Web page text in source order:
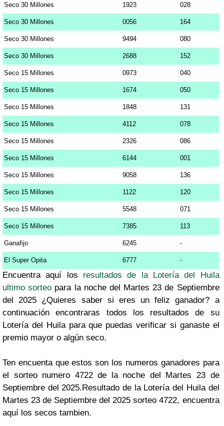
Seco 30 Millones 1923 028
Seco 30 Millones 0056 164
Seco 30 Millones 9494 080
Seco 30 Millones 2688 152
Seco 15 Millones 0973 040
Seco 15 Millones 1674 050
Seco 15 Millones 1848 131
Seco 15 Millones 4112 078
Seco 15 Millones 2326 086
Seco 15 Millones 6144 001
Seco 15 Millones 9058 136
Seco 15 Millones 1122 120
Seco 15 Millones 5548 071
Seco 15 Millones 7385 113
Ganafijo 6245 -
El Super Opita 6777 -
Encuentra aquí los resultados de la Lotería del Huila
ultimo sorteo para la noche del Martes 23 de Septiembre
del 2025 ¿Quieres saber si eres un feliz ganador? a
continuación encontraras todos los resultados de su
Lotería del Huila para que puedas verificar si ganaste el
premio mayor o algún seco.
Ten encuenta que estos son los numeros ganadores para
el sorteo numero 4722 de la noche del Martes 23 de
Septiembre del 2025.Resultado de la Lotería del Huila del
Martes 23 de Septiembre del 2025 sorteo 4722, encuentra
aquí los secos tambien.